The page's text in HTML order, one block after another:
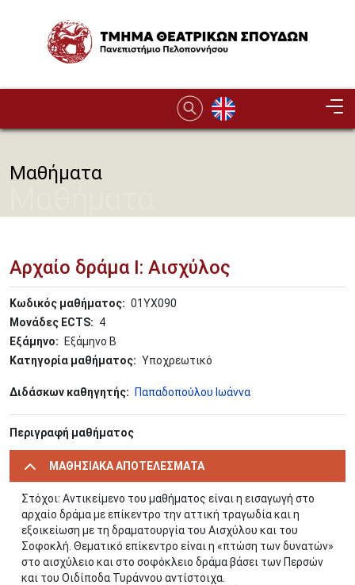
Image
Μαθήματα
Αρχαίο δράμα Ι: Αισχύλος
Κωδικός μαθήματος
01ΥΧ090
Μονάδες ECTS
4
Εξάμηνο
Εξάμηνο Β
Κατηγορία μαθήματος
Υποχρεωτικό
Διδάσκων καθηγητής Παπαδοπούλου Ιωάννα
Περιγραφή μαθήματος
ΜΑΘΗΣΙΑΚΑ ΑΠΟΤΕΛΕΣΜΑΤΑ
Στόχοι: Αντικείμενο του μαθήματος είναι η εισαγωγή στο
αρχαίο δράμα με επίκεντρο την αττική τραγωδία και η
εξοικείωση με τη δραματουργία του Αισχύλου και του
Σοφοκλή. Θεματικό επίκεντρο είναι η «πτώση των δυνατών»
στο αισχύλειο και στο σοφόκλειο δράμα βάσει των Περσών
και του Οιδίποδα Τυράννου αντίστοιχα.